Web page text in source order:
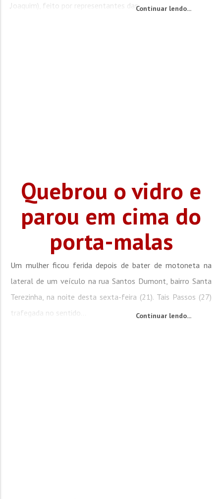
Joaquim), feito por representantes das...Continuar lendo...
Quebrou o vidro e
parou em cima do
porta-malas
Um mulher ficou ferida depois de bater de motoneta na
lateral de um veículo na rua Santos Dumont, bairro Santa
Terezinha, na noite desta sexta-feira (21). Tais Passos (27)
trafegada no sentido...
Continuar lendo...